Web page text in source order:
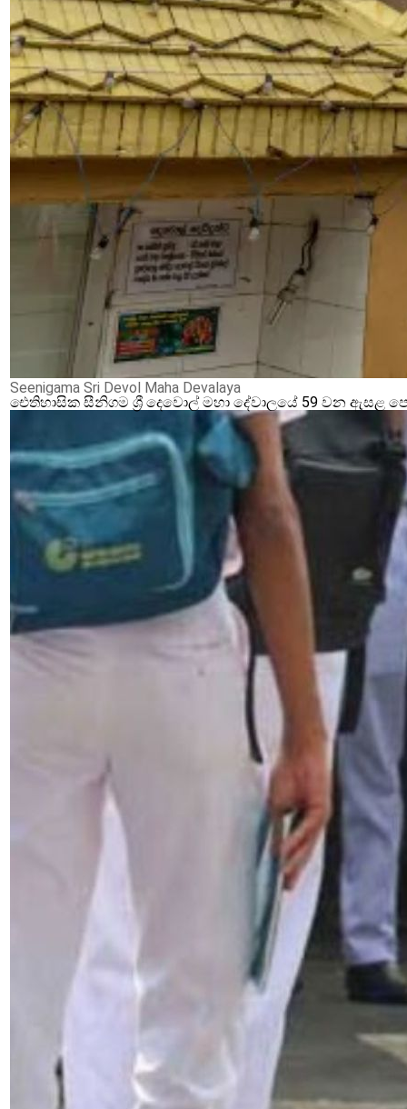
Seenigama Sri Devol Maha Devalaya
ඓතිහාසික සීනිගම ශ්‍රී දෙවොල් මහා දේවාලයේ 59 වන ඇසළ